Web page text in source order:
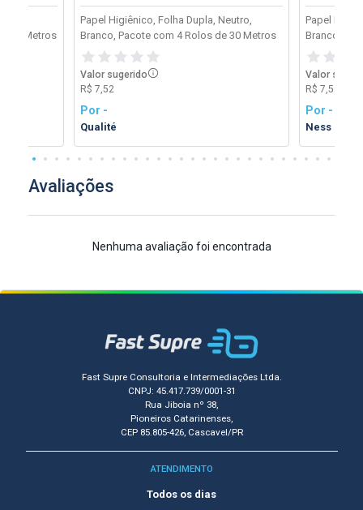
30 Metros
Papel Higiênico, Folha Dupla, Neutro,
Branco, Pacote com 4 Rolos de 30 Metros
Valor sugerido
R$ 7,52
Por -
Qualité
Papel
Branco,
Valor
R$ 7,52
Por -
Ness
Avaliações
Nenhuma avaliação foi encontrada
Fast Supre Consultoria e Intermediações Ltda.
CNPJ: 45.417.739/0001-31
Rua Jiboia nº 38,
Pioneiros Catarinenses,
CEP 85.805-426, Cascavel/PR
ATENDIMENTO
Todos os dias